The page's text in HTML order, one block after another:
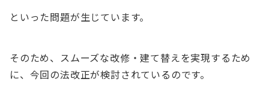
といった問題が生じています。
そのため、スムーズな改修・建て替えを実現するため
に、今回の法改正が検討されているのです。